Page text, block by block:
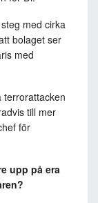
med cirka
bolaget ser
med
terrorattacken
till mer
för
upp på era